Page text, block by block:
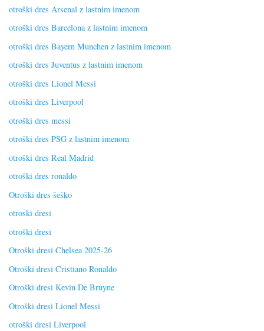
otroški dres Arsenal z lastnim imenom
otroški dres Barcelona z lastnim imenom
otroški dres Bayern Munchen z lastnim imenom
otroški dres Juventus z lastnim imenom
otroški dres Lionel Messi
otroški dres Liverpool
otroški dres messi
otroški dres PSG z lastnim imenom
otroški dres Real Madrid
otroški dres ronaldo
Otroški dres šeško
otroski dresi
otroški dresi
Otroški dresi Chelsea 2025-26
Otroški dresi Cristiano Ronaldo
Otroški dresi Kevin De Bruyne
Otroški dresi Lionel Messi
otroški dresi Liverpool